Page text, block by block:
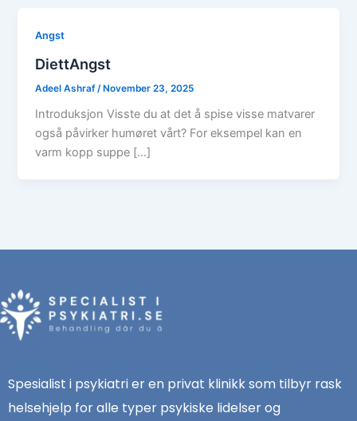
Angst
DiettAngst
Adeel Ashraf /November 23, 2025
Introduksjon Visste du at det å spise visse matvarer
også påvirker humøret vårt? For eksempel kan en
varm kopp suppe […]
Spesialist i psykiatri er en privat klinikk som tilbyr rask
helsehjelp for alle typer psykiske lidelser og